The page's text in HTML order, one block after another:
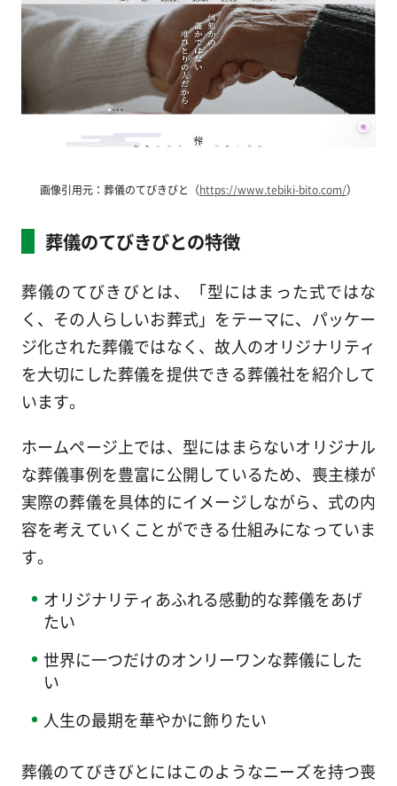
画像引用元：葬儀のてびきびと（https://www.tebiki-bito.com/）
葬儀のてびきびとの特徴
葬儀のてびきびとは、「型にはまった式ではな
く、その人らしいお葬式」をテーマに、パッケー
ジ化された葬儀ではなく、故人のオリジナリティ
を大切にした葬儀を提供できる葬儀社を紹介して
います。
ホームページ上では、型にはまらないオリジナル
な葬儀事例を豊富に公開しているため、喪主様が
実際の葬儀を具体的にイメージしながら、式の内
容を考えていくことができる仕組みになっていま
す。
オリジナリティあふれる感動的な葬儀をあげ
たい
世界に一つだけのオンリーワンな葬儀にした
い
人生の最期を華やかに飾りたい
葬儀のてびきびとにはこのようなニーズを持つ喪